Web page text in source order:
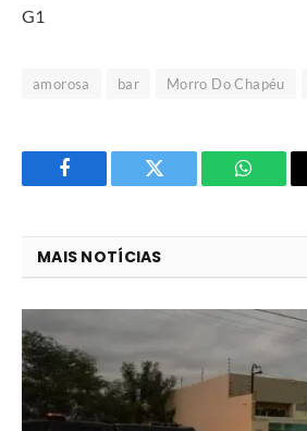
G1
amorosa bar Morro Do Chapéu
Facebook Twitter
O
do
MAIS NOTÍCIAS